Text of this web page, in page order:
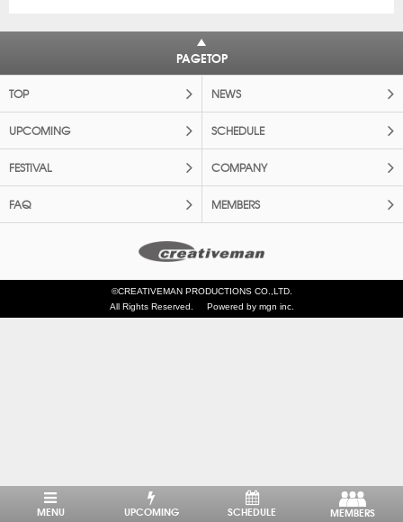
PAGETOP
TOP NEWS
UPCOMING SCHEDULE
FESTIVAL COMPANY
FAQ MEMBERS
©CREATIVEMAN PRODUCTIONS CO.,LTD.
All Rights Reserved.
Powered by mgn inc.
MENU UPCOMING SCHEDULE MEMBERS